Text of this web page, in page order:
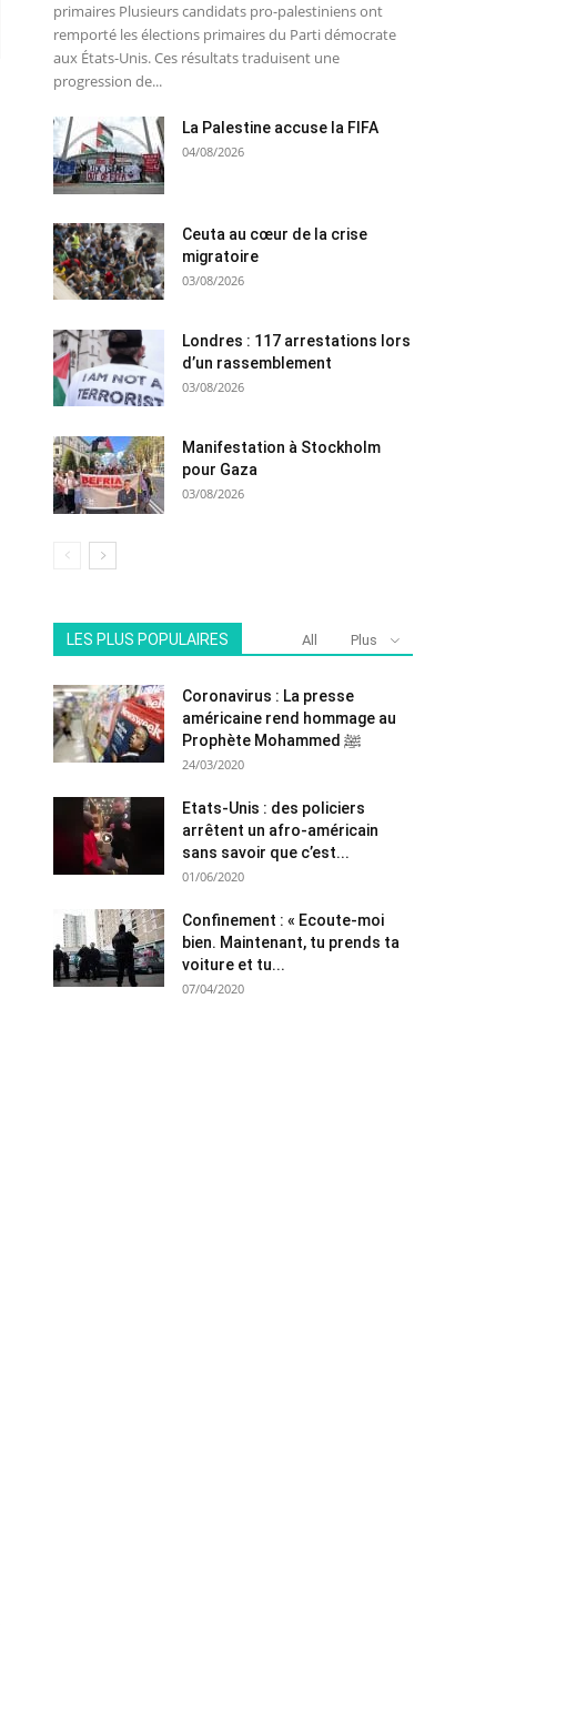
primaires Plusieurs candidats pro-palestiniens ont
remporté les élections primaires du Parti démocrate
aux États-Unis. Ces résultats traduisent une
progression de...
La Palestine accuse la FIFA
04/08/2026
Ceuta au cœur de la crise
migratoire
03/08/2026
Londres : 117 arrestations lors
d’un rassemblement
03/08/2026
Manifestation à Stockholm
pour Gaza
03/08/2026
LES PLUS POPULAIRES All Plus
Coronavirus : La presse
américaine rend hommage au
Prophète Mohammed ﷺ
24/03/2020
Etats-Unis : des policiers
arrêtent un afro-américain
sans savoir que c’est...
01/06/2020
Confinement : « Ecoute-moi
bien. Maintenant, tu prends ta
voiture et tu...
07/04/2020